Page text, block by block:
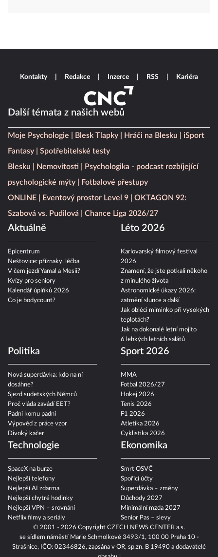
Další témata z našich webů
Moje Psychologie Blesk Tlapky Hráči na Blesku
iSport
Fantasy
Spotřebitelské testy
Blesku
Nemovitosti
Psychologika - podcast rozbíjející
psychologické mýty
Fotbalové přestupy
ONLINE
Eventový prostor Level 9
OKTAGON 92:
Szabová vs. Pudilová
Chance Liga 2026/27
Aktuálně
Epicentrum
Neštovice: příznaky, léčba
V čem jezdí Yamal a Mesii?
Kvízy pro seniory
Kalendář úplňků 2026
Co je bodycount?
Léto 2026
Karlovarský filmový festival
2026
Znamení, že jste potkali někoho
z minulého života
Astronomické úkazy 2026:
zatmění slunce a další
Jak obléci miminko při vysokých
teplotách?
Jak na dokonalé letní mojito
6 lehkých letních salátů
Politika
Nová superdávka: kdo na ní
dosáhne?
Sjezd sudetských Němců
Proč vláda zavádí EET?
Padni komu padni
Výpověď z práce vzor
Divoký kačer
Sport 2026
MMA
Fotbal 2026/27
Hokej 2026
Tenis 2026
F1 2026
Atletika 2026
Cyklistika 2026
Technologie
SpaceX na burze
Nejlepší telefony
Nejlepší AI zdarma
Nejlepší chytré hodinky
Nejlepší VPN – srovnání
Netflix filmy a seriály
Ekonomika
Smrt OSVČ
Spořicí účty
Superdávka – změny
Důchody 2027
Minimální mzda 2027
Senior Pas – slevy
Kontakty Redakce Inzerce RSS Kariéra
© 2001 - 2026 Copyright CZECH NEWS CENTER a.s.
se sídlem náměstí Marie Schmolkové 3493/1, 100 00 Praha 10 -
Strašnice, IČO: 02346826, zapsána v OR, sp.zn. B 19490 a dodavatelé